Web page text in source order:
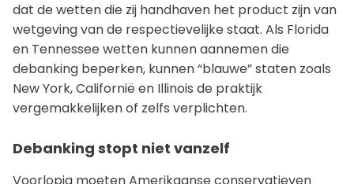
dat de wetten die zij handhaven het product zijn van
wetgeving van de respectievelijke staat. Als Florida
en Tennessee wetten kunnen aannemen die
debanking beperken, kunnen “blauwe” staten zoals
New York, Californië en Illinois de praktijk
vergemakkelijken of zelfs verplichten.
Debanking stopt niet vanzelf